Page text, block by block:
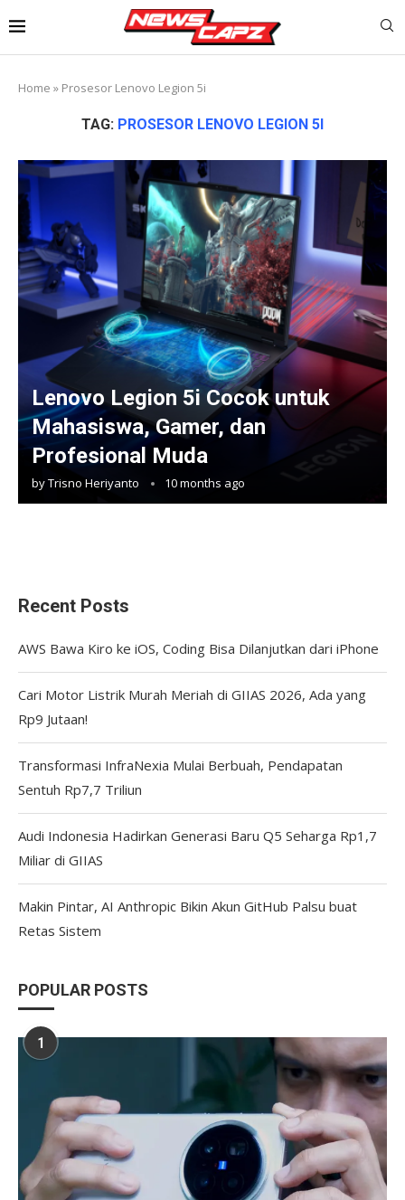
Home » Prosesor Lenovo Legion 5i
TAG: PROSESOR LENOVO LEGION 5I
Lenovo Legion 5i Cocok untuk
Mahasiswa, Gamer, dan
Profesional Muda
byTrisno Heriyanto 10 months ago
Recent Posts
AWS Bawa Kiro ke iOS, Coding Bisa Dilanjutkan dari iPhone
Cari Motor Listrik Murah Meriah di GIIAS 2026, Ada yang
Rp9 Jutaan!
Transformasi InfraNexia Mulai Berbuah, Pendapatan
Sentuh Rp7,7 Triliun
Audi Indonesia Hadirkan Generasi Baru Q5 Seharga Rp1,7
Miliar di GIIAS
Makin Pintar, AI Anthropic Bikin Akun GitHub Palsu buat
Retas Sistem
POPULAR POSTS
1